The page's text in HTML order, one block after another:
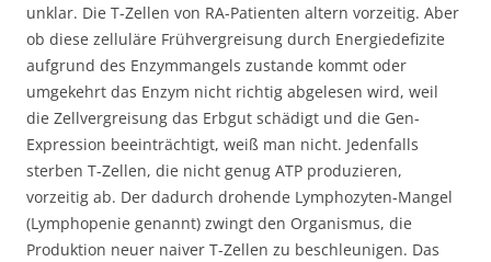
unklar. Die T-Zellen von RA-Patienten altern vorzeitig. Aber
ob diese zelluläre Frühvergreisung durch Energiedefizite
aufgrund des Enzymmangels zustande kommt oder
umgekehrt das Enzym nicht richtig abgelesen wird, weil
die Zellvergreisung das Erbgut schädigt und die Gen-
Expression beeinträchtigt, weiß man nicht. Jedenfalls
sterben T-Zellen, die nicht genug ATP produzieren,
vorzeitig ab. Der dadurch drohende Lymphozyten-Mangel
(Lymphopenie genannt) zwingt den Organismus, die
Produktion neuer naiver T-Zellen zu beschleunigen. Das